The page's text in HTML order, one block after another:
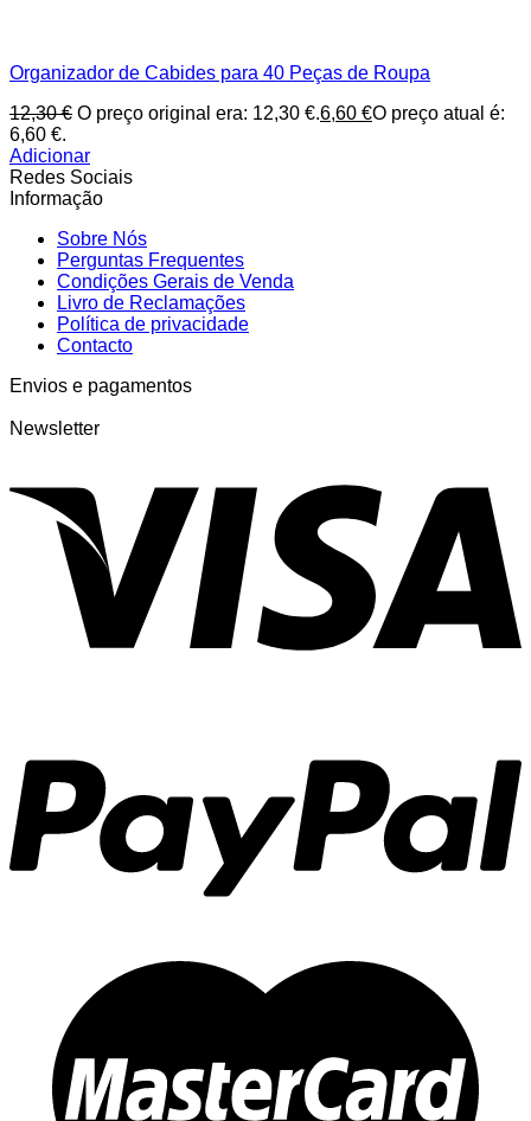
Organizador de Cabides para 40 Peças de Roupa
12,30€ O preço original era: 12,30 €.6,60 €O preço atual é:
6,60 €.
Adicionar
Redes Sociais
Informação
Sobre Nós
Perguntas Frequentes
Condições Gerais de Venda
Livro de Reclamações
Política de privacidade
Contacto
Envios e pagamentos
Newsletter